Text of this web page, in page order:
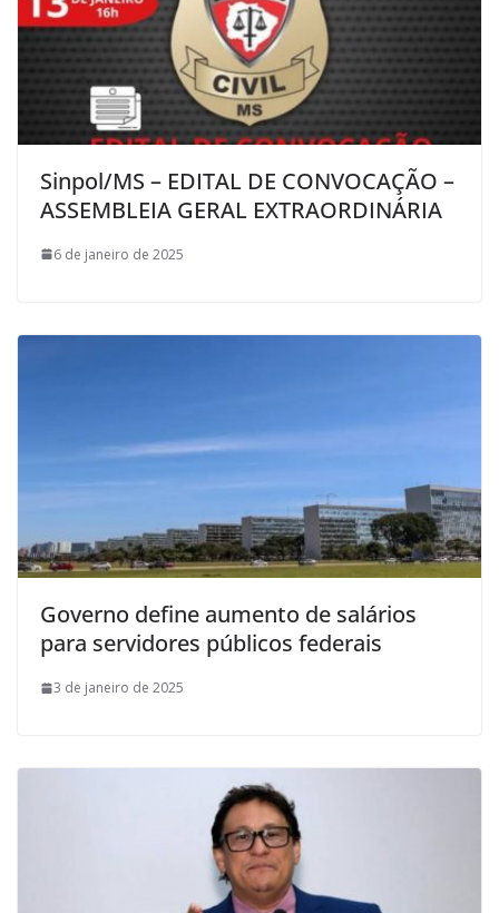
Sinpol/MS – EDITAL DE CONVOCAÇÃO –
ASSEMBLEIA GERAL EXTRAORDINÁRIA
6 de janeiro de 2025
Governo define aumento de salários
para servidores públicos federais
3 de janeiro de 2025